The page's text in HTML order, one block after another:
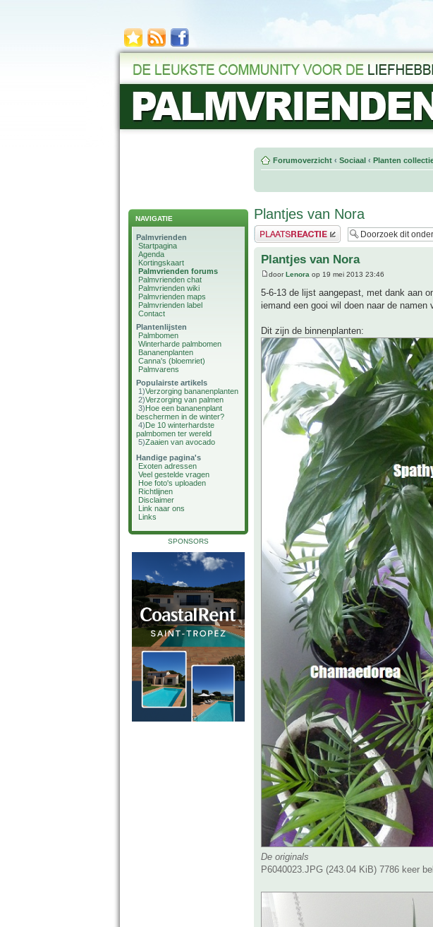
NAVIGATIE
Palmvrienden
Startpagina
Agenda
Kortingskaart
Palmvrienden forums
Palmvrienden chat
Palmvrienden wiki
Palmvrienden maps
Palmvrienden label
Contact
Plantenlijsten
Palmbomen
Winterharde palmbomen
Bananenplanten
Canna's (bloemriet)
Palmvarens
Populairste artikels
1)Verzorging bananenplanten
2)Verzorging van palmen
3)Hoe een bananenplant
beschermen in de winter?
4)De 10 winterhardste
palmbomen ter wereld
5)Zaaien van avocado
Handige pagina's
Exoten adressen
Veel gestelde vragen
Hoe foto's uploaden
Richtlijnen
Disclaimer
Link naar ons
Links
SPONSORS
Forumoverzicht ‹ Sociaal ‹ Planten
Plantjes van Nora
Plaats een reactie
Plantjes van Nora
doorLenora op 19 mei 2013 23:46
5-6-13 de lijst aangepast, met dank aan
iemand een gooi wil doen naar de
Dit zijn de binnenplanten:
De originals
P6040023.JPG (243.04 KiB) 7786 keer